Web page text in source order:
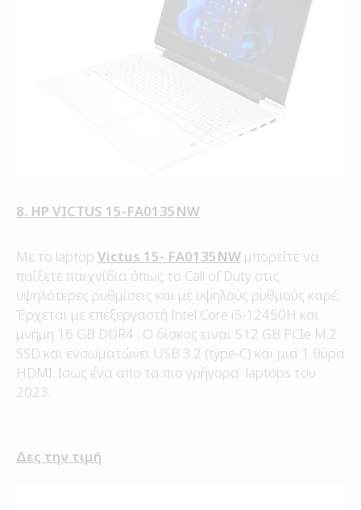
8. HP VICTUS 15-FA0135NW
Με το laptop Victus 15- FA0135NW μπορείτε να
παίξετε παιχνίδια όπως το Call of Duty στις
υψηλότερες ρυθμίσεις και με υψηλούς ρυθμούς καρέ.
Έρχεται με επεξεργαστή Intel Core i5-12450H και
μνήμη 16 GB DDR4 . Ο δίσκος ειναι 512 GB PCIe M.2
SSD και ενσωματώνει USB 3.2 (type-C) και μια 1 θύρα
HDMI. Ισως ένα απο τα πιο γρήγορα laptops του
2023.
Δες την τιμή